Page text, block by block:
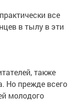
все
в тылу в эти
также
Но прежде всего
молодого